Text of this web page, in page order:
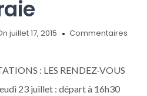
juillet 17, 2015
Commentaires
: LES RENDEZ-VOUS
23 juillet : départ à 16h30